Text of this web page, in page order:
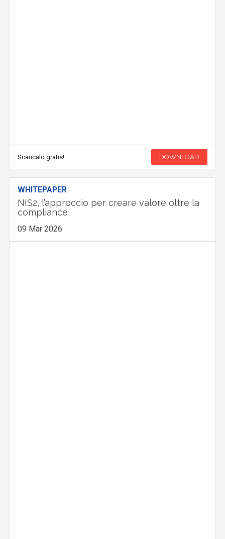
Scaricalo gratis! DOWNLOAD
WHITEPAPER
NIS2, l’approccio per creare valore oltre la
compliance
09 Mar 2026